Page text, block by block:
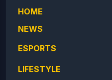
HOME
NEWS
ESPORTS
LIFESTYLE